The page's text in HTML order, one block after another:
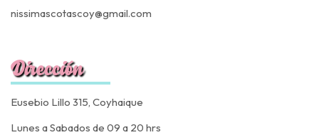
nissimascotascoy@gmail.com
Dirección
Eusebio Lillo 315, Coyhaique
Lunes a Sabados de 09 a 20 hrs